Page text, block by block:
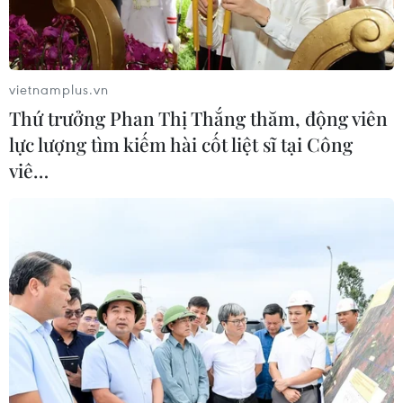
Xem thêm
CƠ QUAN CHỦ QUẢN: THÔNG TẤN XÃ VIỆT NAM
THỦY
Sở hữu trí tuệ
Quy định sử dụng
RSS
Hỗ trợ
Ngôn ngữ
TTXVN
vietnamplus.vn
Thứ trưởng Phan Thị Thắng thăm, động viên
lực lượng tìm kiếm hài cốt liệt sĩ tại Công
viê…